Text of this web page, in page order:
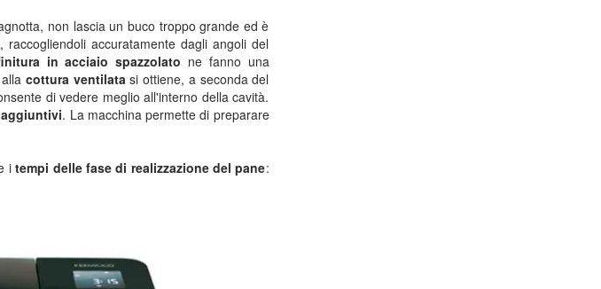
non lascia un buco troppo grande ed è
accuratamente dagli angoli del
in acciaio spazzolato ne fanno una
cottura ventilatasi ottiene, a seconda del
di vedere meglio all'interno della cavità.
. La macchina permette di preparare
itempi delle fase di realizzazione del pane: